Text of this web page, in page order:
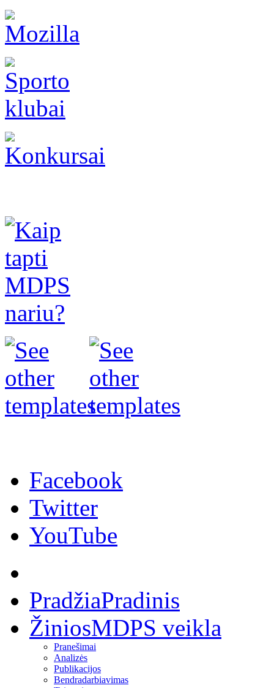
Facebook
Twitter
YouTube
PradžiaPradinis
ŽiniosMDPS veikla
Pranešimai
Analizės
Publikacijos
Bendradarbiavimas